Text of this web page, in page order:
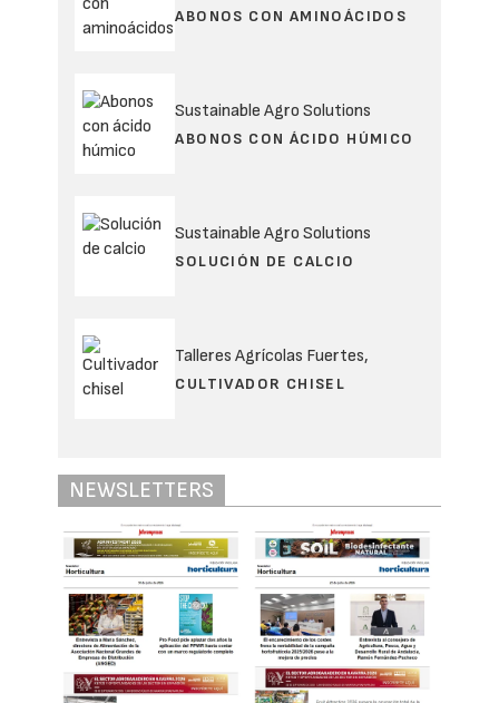
ABONOS CON AMINOÁCIDOS
Sustainable Agro Solutions
ABONOS CON ÁCIDO HÚMICO
Sustainable Agro Solutions
SOLUCIÓN DE CALCIO
Talleres Agrícolas Fuertes,
CULTIVADOR CHISEL
NEWSLETTERS